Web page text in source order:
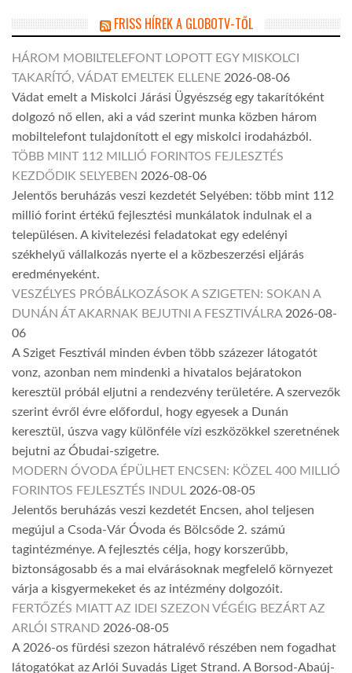
FRISS HÍREK A GLOBOTV-TŐL
HÁROM MOBILTELEFONT LOPOTT EGY MISKOLCI
TAKARÍTÓ, VÁDAT EMELTEK ELLENE 2026-08-06
Vádat emelt a Miskolci Járási Ügyészség egy takarítóként
dolgozó nő ellen, aki a vád szerint munka közben három
mobiltelefont tulajdonított el egy miskolci irodaházból.
TÖBB MINT 112 MILLIÓ FORINTOS FEJLESZTÉS
KEZDŐDIK SELYEBEN 2026-08-06
Jelentős beruházás veszi kezdetét Selyében: több mint 112
millió forint értékű fejlesztési munkálatok indulnak el a
településen. A kivitelezési feladatokat egy edelényi
székhelyű vállalkozás nyerte el a közbeszerzési eljárás
eredményeként.
VESZÉLYES PRÓBÁLKOZÁSOK A SZIGETEN: SOKAN A
DUNÁN ÁT AKARNAK BEJUTNI A FESZTIVÁLRA 2026-08-
06
A Sziget Fesztivál minden évben több százezer látogatót
vonz, azonban nem mindenki a hivatalos bejáratokon
keresztül próbál eljutni a rendezvény területére. A szervezők
szerint évről évre előfordul, hogy egyesek a Dunán
keresztül, úszva vagy különféle vízi eszközökkel szeretnének
bejutni az Óbudai-szigetre.
MODERN ÓVODA ÉPÜLHET ENCSEN: KÖZEL 400 MILLIÓ
FORINTOS FEJLESZTÉS INDUL 2026-08-05
Jelentős beruházás veszi kezdetét Encsen, ahol teljesen
megújul a Csoda-Vár Óvoda és Bölcsőde 2. számú
tagintézménye. A fejlesztés célja, hogy korszerűbb,
biztonságosabb és a mai elvárásoknak megfelelő környezet
várja a kisgyermekeket és az intézmény dolgozóit.
FERTŐZÉS MIATT AZ IDEI SZEZON VÉGÉIG BEZÁRT AZ
ARLÓI STRAND 2026-08-05
A 2026-os fürdési szezon hátralévő részében nem fogadhat
látogatókat az Arlói Suvadás Liget Strand. A Borsod-Abaúj-